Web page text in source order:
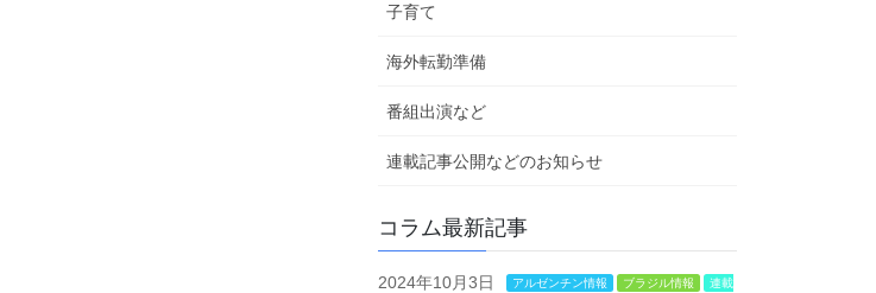
子育て
海外転勤準備
番組出演など
連載記事公開などのお知らせ
コラム最新記事
2024年10月3日 アルゼンチン情報 ブラジル情報
連載